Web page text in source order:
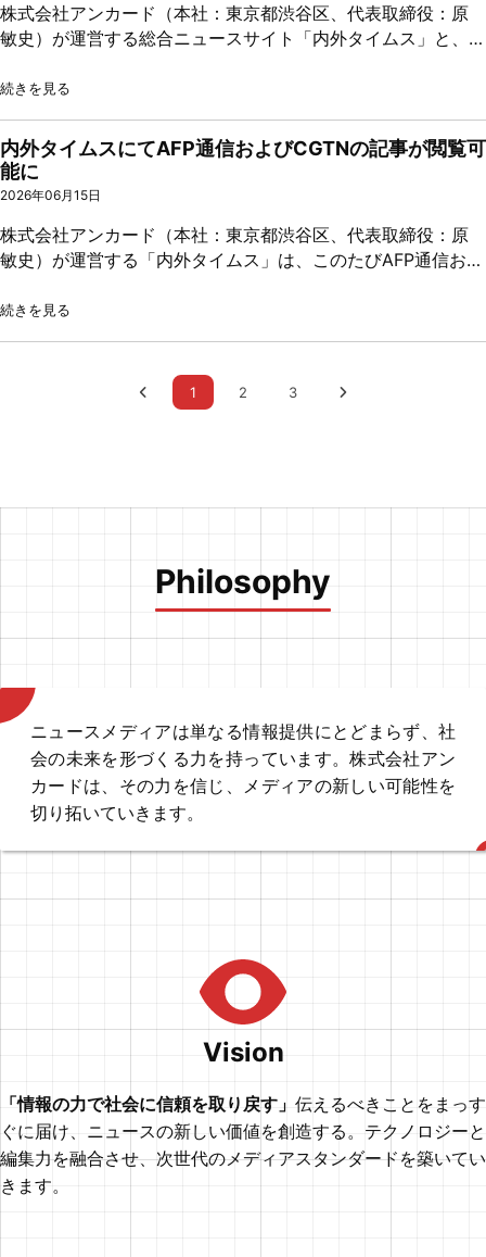
株式会社アンカード（本社：東京都渋谷区、代表取締役：原
敏史）が運営する総合ニュースサイト「内外タイムス」と、株
リカ）が発行する地域密着型新聞「宮古新報」は、このたびコ
により、内外タイムスと宮古新報は、それぞれが制作する記事
コンテンツの相互提供を行い、両サイトにおいて記事の閲覧が
可能となります。全国規模の話題を扱う内外タイムスと、宮古
で、多様な情報をより幅広い読者へ届けてまいります。 宮古
新報は、宮古地域に密着した報道機関として、行政、経済、社
発信しています。一方、内外タイムスは、政治・経済・社会・
文化・皇室・科学・スポーツなど幅広い分野を網羅し、独自取
制作を強みとしております。 今回の提携を通じて、宮古地域
の魅力や課題を全国へ発信するとともに、全国的なニュースや
務の負担軽減、コンテンツの質と量の両立、デジタル領域の強
の構築と、健全な情報流通の実現に貢献してまいります。 宮
密着した報道を続ける地方紙です。行政、経済、社会、文化、
の暮らしを支える情報源として親しまれています。 内外タイ
ムスについて 伝統と実績を兼ね備えた元夕刊紙が、Webメデ
ィアとして装いを新たに再始動。政治・経済・国際・社会・文
化・皇室・科学・スポーツに至るまで多岐にわたる分野を網羅
し、各界の著名人による寄稿を通じて、社会に資する良質な記
事を提供する総合ニュースサイトです。 内外タイムズ 本件に
続きを見る
内外タイムスにてAFP通信およびCGTNの記事が閲覧可
能に
2026年06月15日
株式会社アンカード（本社：東京都渋谷区、代表取締役：原
敏史）が運営する「内外タイムス」は、このたびAFP通信およ
事の掲載を開始し、内外タイムス上で閲覧できるようになった
国際的なニュースをより幅広く閲覧できるようになります。政
治、経済、国際情勢、社会、文化、科学など多岐にわたる分野
ュースを届けるとともに、健全な情報流通の一翼を担ってまい
Presse）は、AP通信、ロイター通信と並ぶ「世界三大通信
社」の一つです。1835年にフランスで創設され、世界150以上
ンツを世界中のメディアへ配信しています。 CGTNについて
CGTN（China Global Television Network）は、中国中央広
播電視総台（China Media Group）が運営する国際ニュース
メディアです。英語をはじめ複数言語でニュースや特集番組を
世界に向けて発信し、中国および国際社会に関する多様な情報
を提供しています。 内外タイムスについて 伝統と実績を兼ね
動。政治・経済・国際・社会・文化・皇室・科学・スポーツに
続きを見る
1 2 3
Philosophy
ニュースメディアは単なる情報提供にとどまらず、社
会の未来を形づくる力を持っています。株式会社アン
カードは、その力を信じ、メディアの新しい可能性を
切り拓いていきます。
Vision
「情報の力で社会に信頼を取り戻す」 伝えるべきことをまっす
ぐに届け、ニュースの新しい価値を創造する。テクノロジーと
編集力を融合させ、次世代のメディアスタンダードを築いてい
きます。